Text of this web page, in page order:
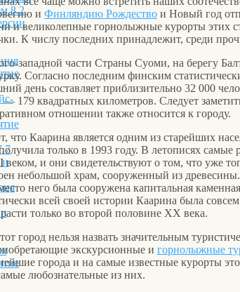
8.2
и
и Финляндию Рождество и Новый год
и великолепные горнолыжные курорты этих
К числу последних принадлежит, среди
западной части Страны Суоми, на берегу
Согласно последним финским
день составляет приблизительно 32 000
179 квадратных километров. Следует
отношении также относится к городу.
что Каарина является одним из старейших
только в 1993 году. В летописях
и они свидетельствуют о том, что уже
небольшой храм, сооруженный из
него была сооружена капитальная
всей своей истории Каарина была
только во второй половине XX века.
город нельзя назвать значительным
экскурсионные и горнолыжные
города и на самые известные курорты
любознательные из них.